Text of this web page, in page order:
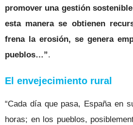
promover una gestión
esta manera se obtienen
frena la erosión, se genera
pueblos…”.
El envejecimiento rural
“Cada día que pasa, España en
horas; en los pueblos,